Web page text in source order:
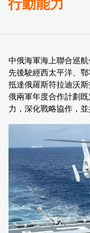
行動能力
中俄海軍海上聯合巡
先後駛經西太平洋、
抵達俄羅斯符拉迪沃
俄兩軍年度合作計劃
力，深化戰略協作，並